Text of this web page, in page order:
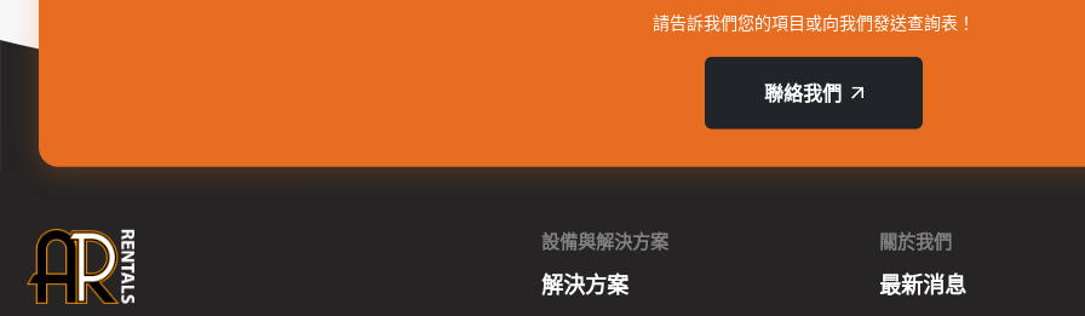
請告訴我們您的項目或向我們發送查詢表！
聯絡我們
設備與解決方案
解決方案
關於我們
最新消息